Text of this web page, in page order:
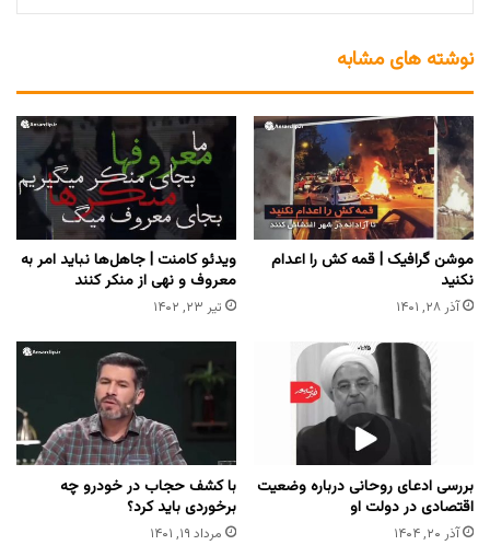
نوشته های مشابه
موشن گرافیک | قمه کش را اعدام
نکنید
آذر ۲۸, ۱۴۰۱
ویدئو کامنت | جاهل‌ها نباید امر به
معروف و نهی از منکر کنند
تیر ۲۳, ۱۴۰۲
بررسی ادعای روحانی درباره وضعیت
اقتصادی در دولت او
آذر ۲۰, ۱۴۰۴
با کشف حجاب در خودرو چه
برخوردی باید کرد؟
مرداد ۱۹, ۱۴۰۱